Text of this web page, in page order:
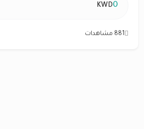
0
KWD
881 مشاهدات